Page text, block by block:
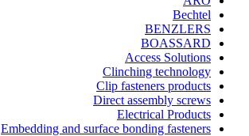
Bechtel
BENZLERS
BOASSARD
Access Solutions
Clinching technology
Clip fasteners products
Direct assembly screws
Electrical Products
Embedding and surface bonding fasteners